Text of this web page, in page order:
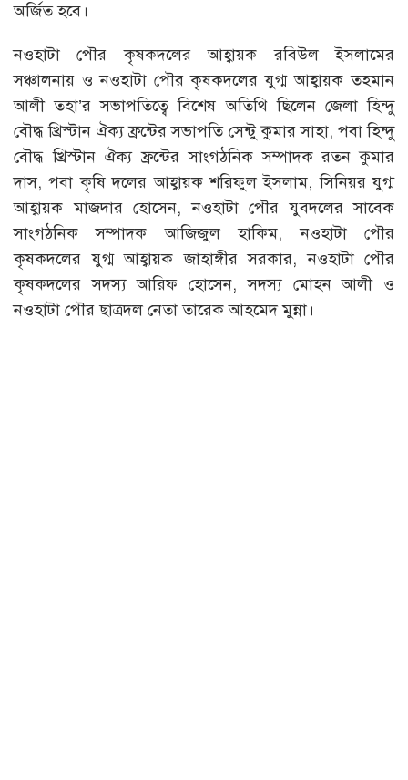
অর্জিত হবে।
নওহাটা পৌর কৃষকদলের আহ্বায়ক রবিউল ইসলামের
সঞ্চালনায় ও নওহাটা পৌর কৃষকদলের যুগ্ম আহ্বায়ক তহমান
আলী তহা’র সভাপতিত্বে বিশেষ অতিথি ছিলেন জেলা হিন্দু
বৌদ্ধ খ্রিস্টান ঐক্য ফ্রন্টের সভাপতি সেন্টু কুমার সাহা, পবা হিন্দু
বৌদ্ধ খ্রিস্টান ঐক্য ফ্রন্টের সাংগঠনিক সম্পাদক রতন কুমার
দাস, পবা কৃষি দলের আহ্বায়ক শরিফুল ইসলাম, সিনিয়র যুগ্ম
আহ্বায়ক মাজদার হোসেন, নওহাটা পৌর যুবদলের সাবেক
সাংগঠনিক সম্পাদক আজিজুল হাকিম, নওহাটা পৌর
কৃষকদলের যুগ্ম আহ্বায়ক জাহাঙ্গীর সরকার, নওহাটা পৌর
কৃষকদলের সদস্য আরিফ হোসেন, সদস্য মোহন আলী ও
নওহাটা পৌর ছাত্রদল নেতা তারেক আহমেদ মুন্না।